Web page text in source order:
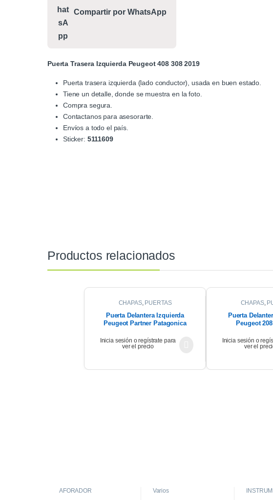
Compartir por WhatsApp
Puerta Trasera Izquierda Peugeot 408 308 2019
Puerta trasera izquierda (lado conductor), usada en buen estado.
Tiene un detalle, donde se muestra en la foto.
Compra segura.
Contactanos para asesorarte.
Envíos a todo el país.
Sticker: 5111609
Productos relacionados
CHAPAS, PUERTAS
Puerta Delantera Izquierda
Peugeot Partner Patagonica
Inicia sesión o regístrate para
ver el precio
CHAPAS,
Puerta
Peugeot
Inicia sesión o
ver el
AFORADOR Varios